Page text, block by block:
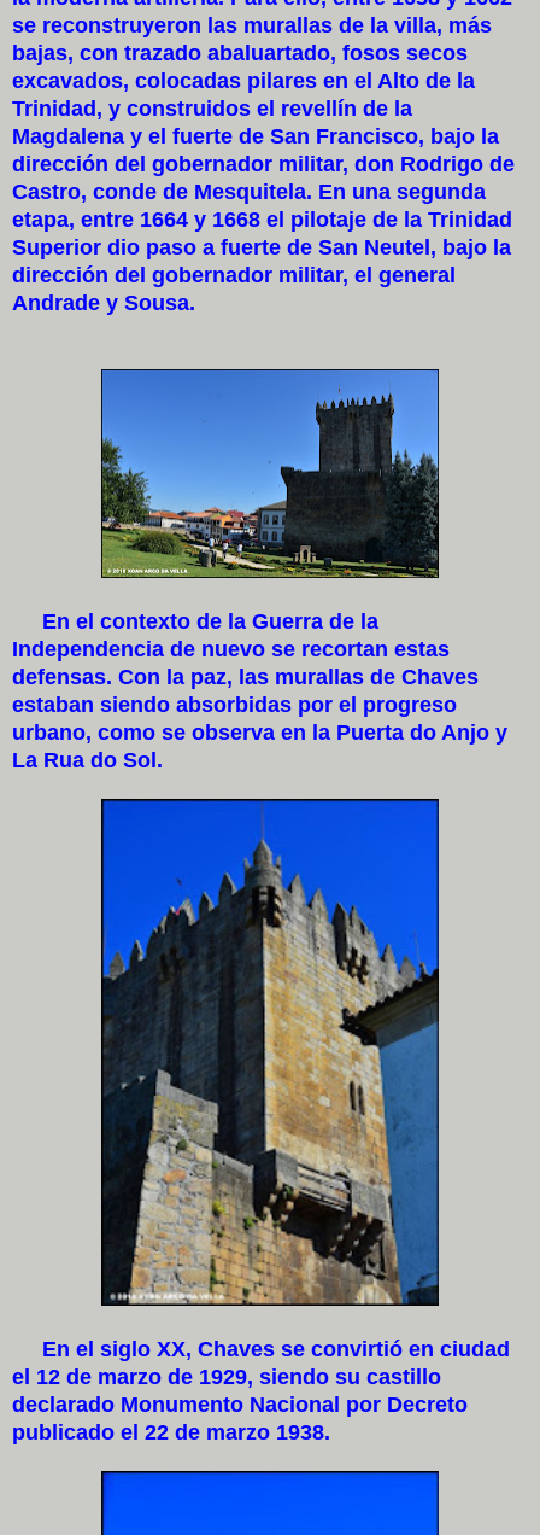
se reconstruyeron las murallas de la villa, más
bajas, con trazado abaluartado, fosos secos
excavados, colocadas pilares en el Alto de la
Trinidad, y construidos el revellín de la
Magdalena y el fuerte de San Francisco, bajo la
dirección del gobernador militar, don Rodrigo de
Castro, conde de Mesquitela. En una segunda
etapa, entre 1664 y 1668 el pilotaje de la Trinidad
Superior dio paso a fuerte de San Neutel, bajo la
dirección del gobernador militar, el general
Andrade y Sousa.
En el contexto de la Guerra de la
Independencia de nuevo se recortan estas
defensas. Con la paz, las murallas de Chaves
estaban siendo absorbidas por el progreso
urbano, como se observa en la Puerta do Anjo y
La Rua do Sol.
En el siglo XX, Chaves se convirtió en ciudad
el 12 de marzo de 1929, siendo su castillo
declarado Monumento Nacional por Decreto
publicado el 22 de marzo 1938.